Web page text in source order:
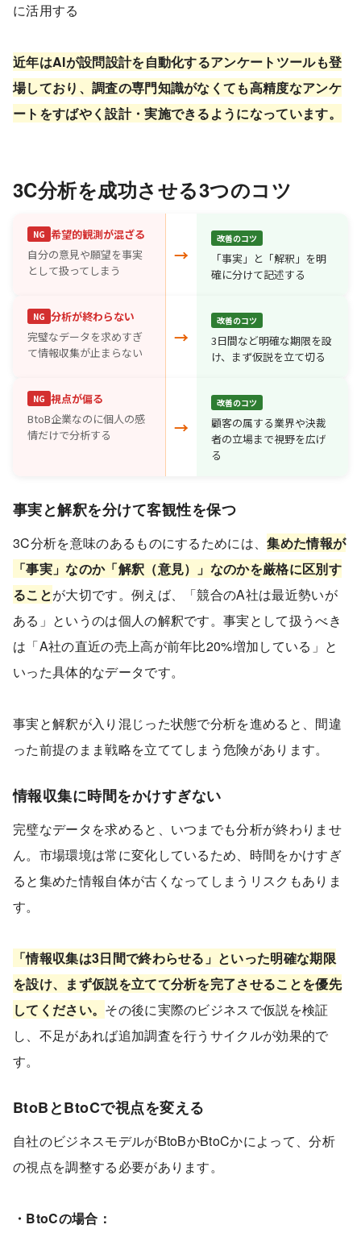
に活用する
近年はAIが設問設計を自動化するアンケートツールも登
場しており、調査の専門知識がなくても高精度なアンケ
ートをすばやく設計・実施できるようになっています。
3C分析を成功させる3つのコツ
NG 希望的観測が混ざる
自分の意見や願望を事実
として扱ってしまう
→
改善のコツ
「事実」と「解釈」を明
確に分けて記述する
NG 分析が終わらない
完璧なデータを求めすぎ
て情報収集が止まらない
→
改善のコツ
3日間など明確な期限を設
け、まず仮説を立て切る
NG 視点が偏る
BtoB企業なのに個人の感
情だけで分析する
→
改善のコツ
顧客の属する業界や決裁
者の立場まで視野を広げ
る
事実と解釈を分けて客観性を保つ
3C分析を意味のあるものにするためには、集めた情報が
「事実」なのか「解釈（意見）」なのかを厳格に区別す
ることが大切です。例えば、「競合のA社は最近勢いが
ある」というのは個人の解釈です。事実として扱うべき
は「A社の直近の売上高が前年比20%増加している」と
いった具体的なデータです。
事実と解釈が入り混じった状態で分析を進めると、間違
った前提のまま戦略を立ててしまう危険があります。
情報収集に時間をかけすぎない
完璧なデータを求めると、いつまでも分析が終わりませ
ん。市場環境は常に変化しているため、時間をかけすぎ
ると集めた情報自体が古くなってしまうリスクもありま
す。
「情報収集は3日間で終わらせる」といった明確な期限
を設け、まず仮説を立てて分析を完了させることを優先
してください。 その後に実際のビジネスで仮説を検証
し、不足があれば追加調査を行うサイクルが効果的で
す。
BtoBとBtoCで視点を変える
自社のビジネスモデルがBtoBかBtoCかによって、分析
の視点を調整する必要があります。
・BtoCの場合：